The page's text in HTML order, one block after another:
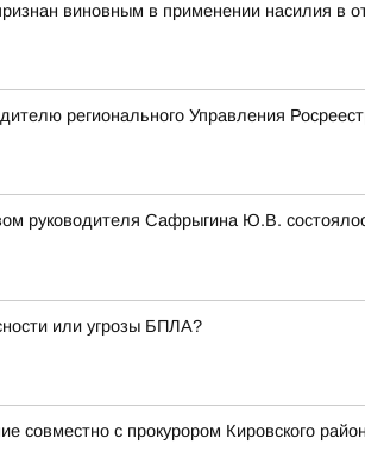
виновным в применении насилия в
регионального Управления
руководителя Сафрыгина Ю.В.
или угрозы БПЛА?
совместно с прокурором Кировского